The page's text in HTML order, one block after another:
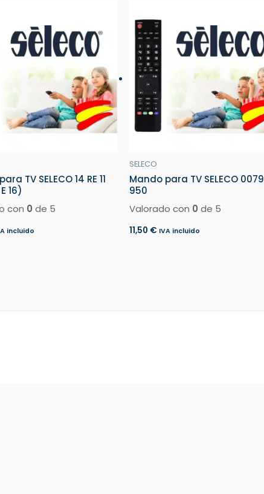
TV SELECO 14 RE 11
16)
con 0 de 5
incluido
SELECO
Mando para TV SELECO 0079
950
Valorado con 0 de 5
11,50 € IVA incluido